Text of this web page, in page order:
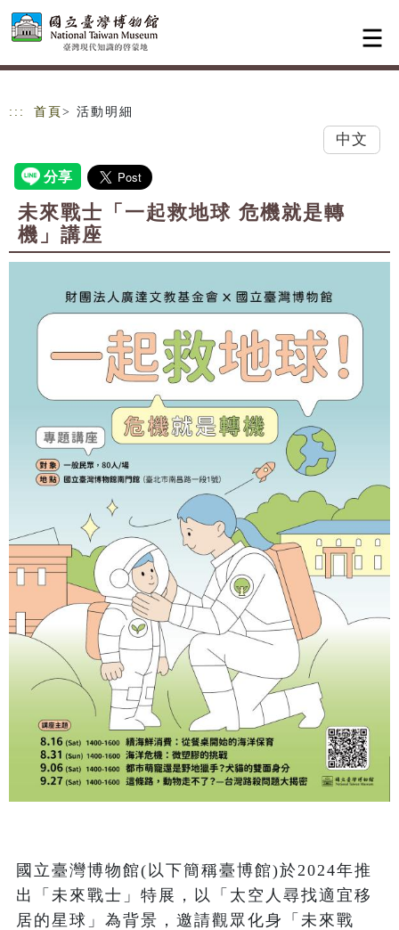
跳到主要內容
網站導覽
::: 首頁 > 活動明細
中文
未來戰士「一起救地球 危機就是轉
機」講座
國立臺灣博物館(以下簡稱臺博館)於2024年推
出「未來戰士」特展，以「太空人尋找適宜移
居的星球」為背景，邀請觀眾化身「未來戰